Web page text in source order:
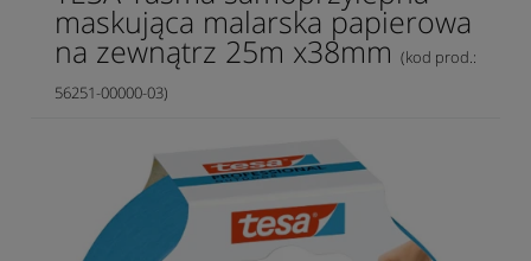
maskująca malarska papierowa
na zewnątrz 25m x38mm (kod prod.:
56251-00000-03)